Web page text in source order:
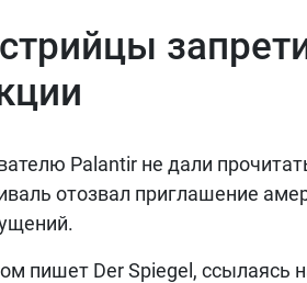
Palantir не дали
отозвал приглашение
пишет Der Spiegel, ссылаясь